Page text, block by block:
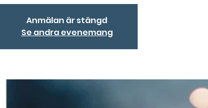
Anmälan är stängd
Se andra evenemang